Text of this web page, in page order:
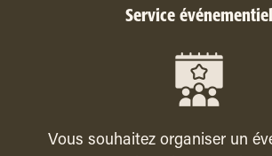
Service événementiel
Vous souhaitez organiser un